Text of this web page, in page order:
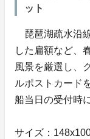
ット
琵琶湖疏水沿
した扁額など、
風景を厳選し、
ルポストカード
船当日の受付時
サイズ：